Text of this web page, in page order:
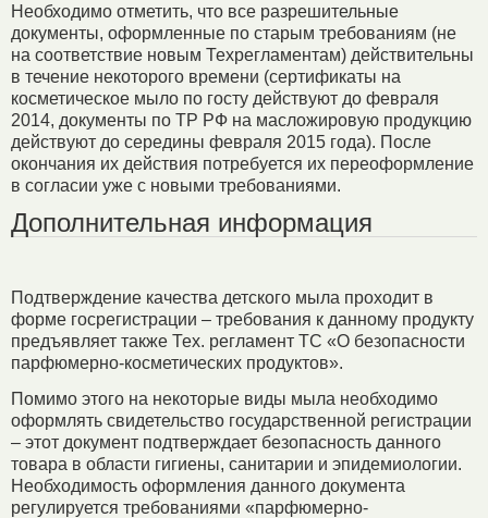
Необходимо отметить, что все разрешительные
документы, оформленные по старым требованиям (не
на соответствие новым Техрегламентам) действительны
в течение некоторого времени (сертификаты на
косметическое мыло по госту действуют до февраля
2014, документы по ТР РФ на масложировую продукцию
действуют до середины февраля 2015 года). После
окончания их действия потребуется их переоформление
в согласии уже с новыми требованиями.
Дополнительная информация
Подтверждение качества детского мыла проходит в
форме госрегистрации – требования к данному продукту
предъявляет также Тех. регламент ТС «O безопасности
парфюмерно-косметических продуктов».
Помимо этого на некоторые виды мыла необходимо
оформлять свидетельство государственной регистрации
– этот документ подтверждает безопасность данного
товара в области гигиены, санитарии и эпидемиологии.
Необходимость оформления данного документа
регулируется требованиями «парфюмерно-